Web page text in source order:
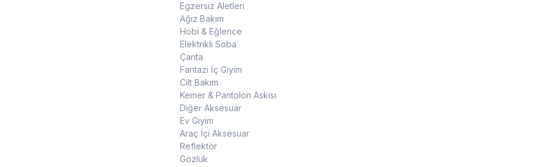
Egzersiz Aletleri
Ağız Bakım
Hobi & Eğlence
Elektrikli Soba
Çanta
Fantazi İç Giyim
Cilt Bakım
Kemer & Pantolon Askısı
Diğer Aksesuar
Ev Giyim
Araç İçi Aksesuar
Reflektör
Gözlük